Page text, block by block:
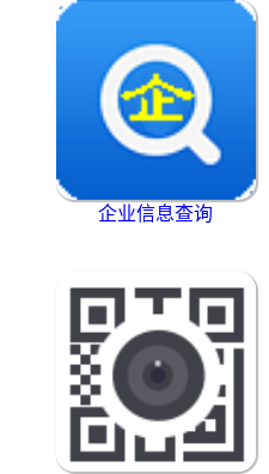
企业信息查询